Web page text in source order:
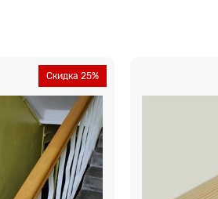
Скидка 25%